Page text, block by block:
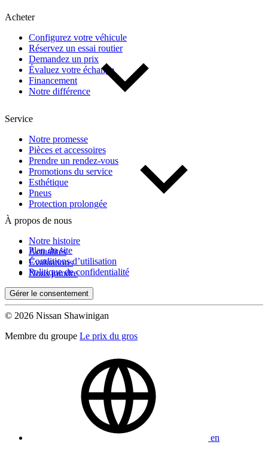
Acheter
Configurez votre véhicule
Réservez un essai routier
Demandez un prix
Évaluez votre échange
Financement
Notre différence
Service
Notre promesse
Pièces et accessoires
Prendre un rendez-vous
Promotions du service
Esthétique
Pneus
Protection prolongée
À propos de nous
Notre histoire
Actualités
Évaluations
Nous joindre
Plan du site
Conditions d’utilisation
Politique de confidentialité
Gérer le consentement
© 2026 Nissan Shawinigan
Membre du groupe Le prix du gros
en